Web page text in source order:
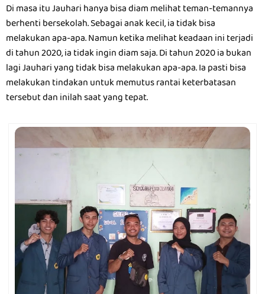
Di masa itu Jauhari hanya bisa diam melihat teman-temannya
berhenti bersekolah. Sebagai anak kecil, ia tidak bisa
melakukan apa-apa. Namun ketika melihat keadaan ini terjadi
di tahun 2020, ia tidak ingin diam saja. Di tahun 2020 ia bukan
lagi Jauhari yang tidak bisa melakukan apa-apa. Ia pasti bisa
melakukan tindakan untuk memutus rantai keterbatasan
tersebut dan inilah saat yang tepat.